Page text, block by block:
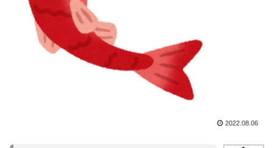
2022.08.06